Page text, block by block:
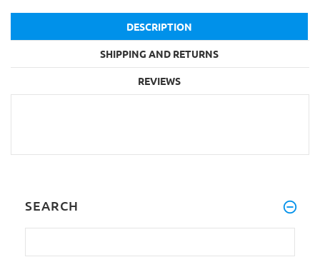
DESCRIPTION
SHIPPING AND RETURNS
REVIEWS
SEARCH